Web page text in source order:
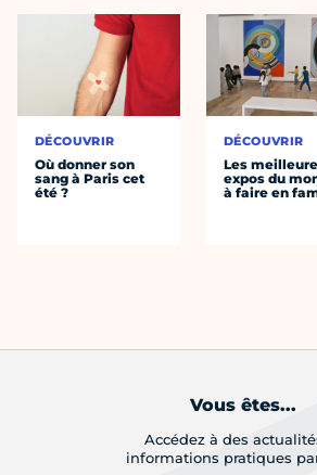
DÉCOUVRIR
Où donner son
sang à Paris cet
été ?
DÉCOUVRIR
Les
expos du
à faire en
Vous êtes...
Accédez à des
informations pratiques